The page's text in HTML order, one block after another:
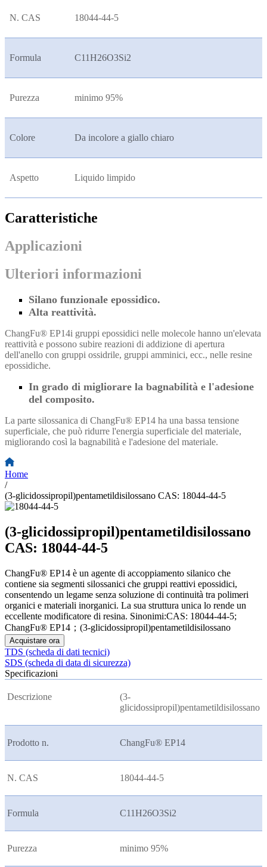
N. CAS 18044-44-5
Formula C11H26O3Si2
Purezza minimo 95%
Colore Da incolore a giallo chiaro
Aspetto Liquido limpido
Caratteristiche
Applicazioni
Ulteriori informazioni
Silano funzionale epossidico.
Alta reattività.
ChangFu® EP14i gruppi epossidici nelle molecole hanno un'elevata
reattività e possono subire reazioni di addizione di apertura
dell'anello con gruppi ossidrile, gruppi amminici, ecc., nelle resine
epossidiche.
In grado di migliorare la bagnabilità e l'adesione
del composito.
La parte silossanica di ChangFu® EP14 ha una bassa tensione
superficiale, che può ridurre l'energia superficiale del materiale,
migliorando così la bagnabilità e l'adesione del materiale.
Home
/
(3-glicidossipropil)pentametildisilossano CAS: 18044-44-5
(3-glicidossipropil)pentametildisilossano
CAS: 18044-44-5
ChangFu® EP14 è un agente di accoppiamento silanico che
contiene sia segmenti silossanici che gruppi reattivi epossidici,
consentendo un legame senza soluzione di continuità tra polimeri
organici e materiali inorganici. La sua struttura unica lo rende un
eccellente modificatore di resina. Sinonimi:CAS: 18044-44-5;
ChangFu® EP14；(3-glicidossipropil)pentametildisilossano
Acquistare ora
TDS (scheda di dati tecnici)
SDS (scheda di data di sicurezza)
Specificazioni
Descrizione
(3-
glicidossipropil)pentametildisilossano
Prodotto n. ChangFu® EP14
N. CAS 18044-44-5
Formula C11H26O3Si2
Purezza minimo 95%